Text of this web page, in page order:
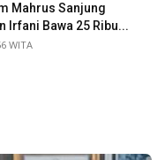
Mahrus Sanjung
Irfani Bawa 25 Ribu...
WITA